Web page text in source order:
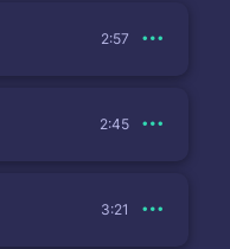
2:57
2:45
3:21